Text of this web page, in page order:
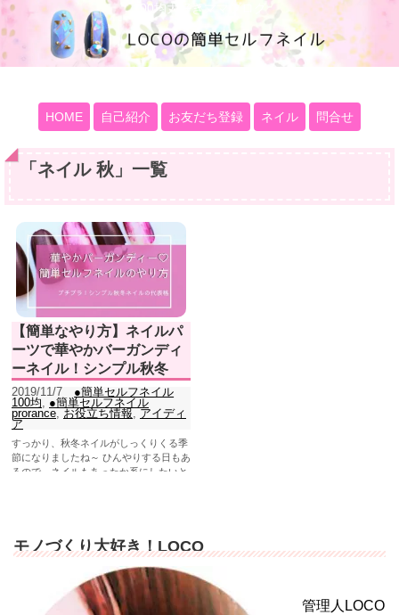
100均大好きママブログ
HOME 自己紹介 お友だち登録 ネイル 問合せ
「 ネイル 秋 」 一覧
【簡単なやり方】ネイルパ
ーツで華やかバーガンディ
ーネイル！シンプル秋冬
2019/11/7
●簡単セルフネイル
100均, ●簡単セルフネイル
prorance, お役立ち情報, アイディ
ア
すっかり、秋冬ネイルがしっくりくる季
節になりましたね～ ひんやりする日もあ
るので、ネイルもあったか系にしたいと
モノづくり大好き！LOCO
管理人LOCO